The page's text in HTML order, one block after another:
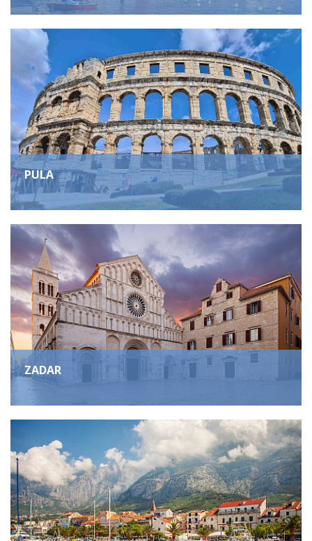
PULA
ZADAR